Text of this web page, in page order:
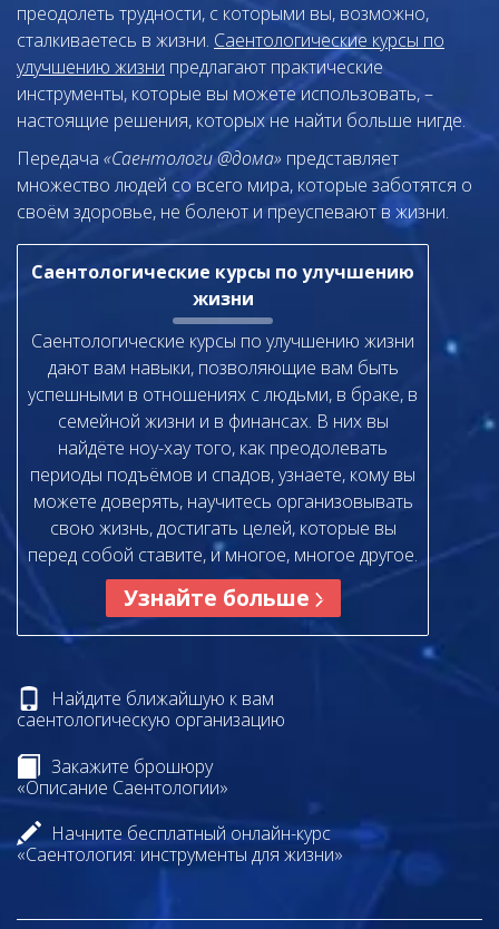
преодолеть трудности, с которыми вы, возможно,
сталкиваетесь в жизни. Саентологические курсы по
улучшению жизни предлагают практические
инструменты, которые вы можете использовать, –
настоящие решения, которых не найти больше нигде.
Передача «Саентологи @дома» представляет
множество людей со всего мира, которые заботятся о
своём здоровье, не болеют и преуспевают в жизни.
Саентологические курсы по улучшению
жизни
Саентологические курсы по улучшению жизни
дают вам навыки, позволяющие вам быть
успешными в отношениях с людьми, в браке, в
семейной жизни и в финансах. В них вы
найдёте ноу-хау того, как преодолевать
периоды подъёмов и спадов, узнаете, кому вы
можете доверять, научитесь организовывать
свою жизнь, достигать целей, которые вы
перед собой ставите, и многое, многое другое.
Узнайте больше
Найдите ближайшую к вам
саентологическую организацию
Закажите брошюру
«Описание Саентологии»
Начните бесплатный онлайн-курс
«Саентология: инструменты для жизни»